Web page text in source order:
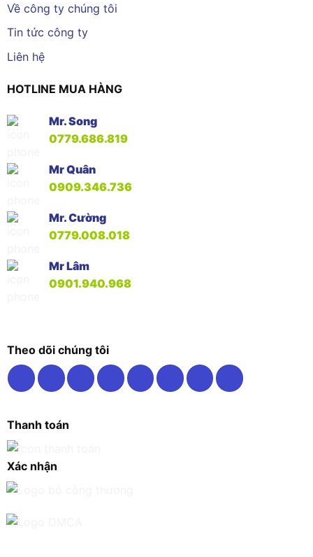
Về công ty chúng tôi
Tin tức công ty
Liên hệ
HOTLINE MUA HÀNG
Mr. Song
0779.686.819
Mr Quân
0909.346.736
Mr. Cường
0779.008.018
Mr Lâm
0901.940.968
Theo dõi chúng tôi
Thanh toán
Xác nhận